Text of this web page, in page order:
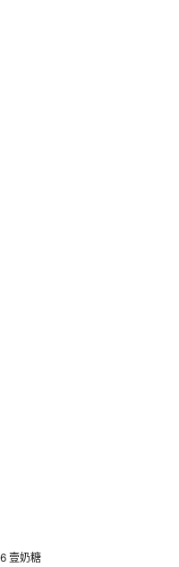
壹奶糖